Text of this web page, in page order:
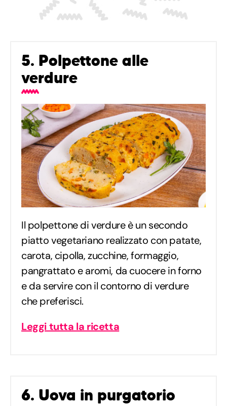
5. Polpettone alle
verdure
Il polpettone di verdure è un secondo
piatto vegetariano realizzato con patate,
carota, cipolla, zucchine, formaggio,
pangrattato e aromi, da cuocere in forno
e da servire con il contorno di verdure
che preferisci.
Leggi tutta la ricetta
6. Uova in purgatorio